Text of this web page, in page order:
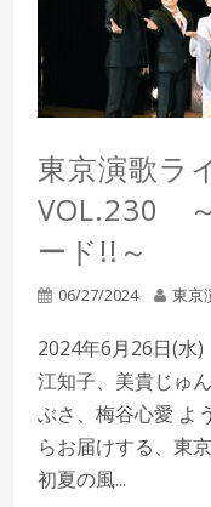
東京演歌ラ
VOL.230
ード!!～
06/27/2024 東京
2024年6月26日(水
江知子、美貴じゅ
ぶさ、梅谷心愛 よ
らお届けする、東
初夏の風...